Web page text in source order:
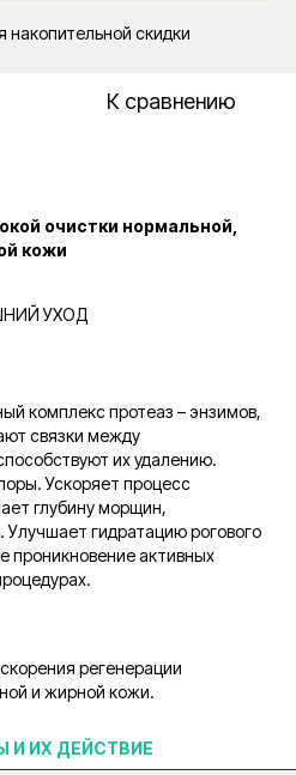
накопительной скидки
К сравнению
очистки нормальной,
кожи
УХОД
комплекс протеаз – энзимов,
связки между
их удалению.
Ускоряет процесс
глубину морщин,
Улучшает гидратацию рогового
проникновение активных
регенерации
и жирной кожи.
И ИХ ДЕЙСТВИЕ